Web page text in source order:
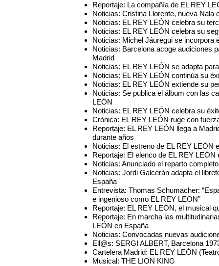
Reportaje: La compañía de EL REY
Noticias: Cristina Llorente, nueva Nala
Noticias: EL REY LEÓN celebra su
Noticias: EL REY LEÓN celebra su
Noticias: Michel Jáuregui se incorpora
Noticias: Barcelona acoge audiciones
Madrid
Noticias: EL REY LEÓN se adapta
Noticias: EL REY LEÓN continúa su
Noticias: EL REY LEÓN extiende su
Noticias: Se publica el álbum con las
LEÓN
Noticias: EL REY LEÓN celebra su
Crónica: EL REY LEÓN ruge con
Reportaje: EL REY LEÓN llega a
durante años
Noticias: El estreno de EL REY LEÓN
Reportaje: El elenco de EL REY
Noticias: Anunciado el reparto
Noticias: Jordi Galcerán adapta el
España
Entrevista: Thomas Schumacher:
e ingenioso como EL REY LEON”
Reportaje: EL REY LEÓN, el musical
Reportaje: En marcha las
LEÓN en España
Noticias: Convocadas nuevas
Ell@s: SERGI ALBERT, Barcelona
Cartelera Madrid: EL REY LEÓN
Musical: THE LION KING